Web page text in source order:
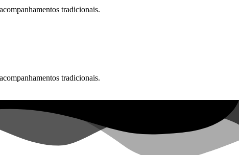
tradicionais.
tradicionais.